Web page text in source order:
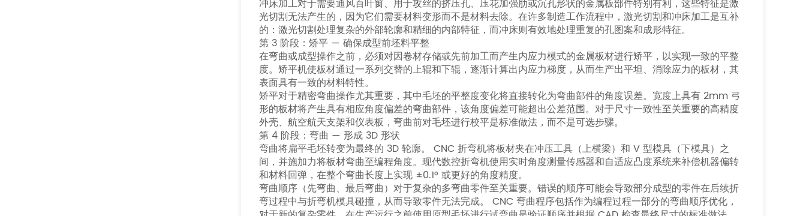
2
阶
段：
冲
床
—
冲
孔
和
成
型
4
第
冲床加工对于需要通风百叶窗、用于攻丝的挤​​压孔、压花加强肋或沉孔形状的金属板部件特别有利，这些特征是激
光切割无法产生的，因为它们需要材料变形而不是材料去除。在许多制造工作流程中，激光切割和冲床加工是互补
的：激光切割处理复杂的外部轮廓和精细的内部特征，而冲床则有效地处理重复的孔图案和成形特征。
第 3 阶段：矫平 — 确保成型前坯料平整
在弯曲或成型操作之前，必须对因卷材存储或先前加工而产生内应力模式的金属板材进行矫平，以实现一致的平整
度。矫平机使板材通过一系列交替的上辊和下辊，逐渐计算出内应力梯度，从而生产出平坦、消除应力的板材，其
表面具有一致的材料特性。
矫平对于精密弯曲操作尤其重要，其中毛坯的平整度变化将直接转化为弯曲部件的角度误差。宽度上具有 2mm 弓
形的板材将产生具有相应角度偏差的弯曲部件，该角度偏差可能超出公差范围。对于尺寸一致性至关重要的高精度
外壳、航空航天支架和仪表板，弯曲前对毛坯进行校平是标准做法，而不是可选步骤。
第 4 阶段：弯曲 — 形成 3D 形状
弯曲将扁平毛坯转变为最终的 3D 轮廓。 CNC 折弯机将板材夹在冲压工具（上横梁）和 V 型模具（下模具）之
间，并施加力将板材弯曲至编程角度。现代数控折弯机使用实时角度测量传感器和自适应凸度系统来补偿机器偏转
和材料回弹，在整个弯曲长度上实现 ±0.1° 或更好的角度精度。
弯曲顺序（先弯曲、最后弯曲）对于复杂的多弯曲零件至关重要。错误的顺序可能会导致部分成型的零件在后续折
弯过程中与折弯机模具碰撞，从而导致零件无法完成。 CNC 弯曲程序包括作为编程过程一部分的弯曲顺序优化，